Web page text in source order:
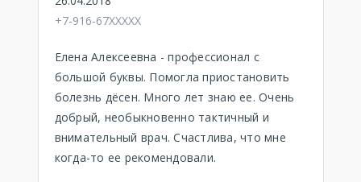
+7-916-67XXXXX
Елена Алексеевна - профессионал с
большой буквы. Помогла приостановить
болезнь дёсен. Много лет знаю ее. Очень
добрый, необыкновенно тактичный и
внимательный врач. Счастлива, что мне
когда-то ее рекомендовали.